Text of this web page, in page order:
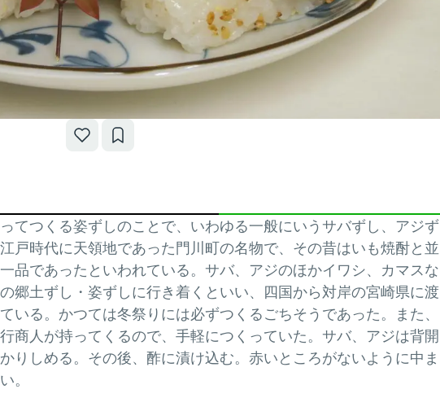
てつくる姿ずしのことで、いわゆる一般にいうサバずし、アジず
戸時代に天領地であった門川町の名物で、その昔はいも焼酎と並
品であったといわれている。サバ、アジのほかイワシ、カマスな
郷土ずし・姿ずしに行き着くといい、四国から対岸の宮崎県に渡
いる。かつては冬祭りには必ずつくるごちそうであった。また、
商人が持ってくるので、手軽につくっていた。サバ、アジは背開
りしめる。その後、酢に漬け込む。赤いところがないように中ま
。